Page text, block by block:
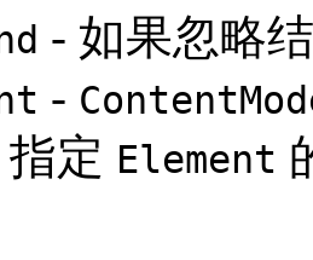
- 如果忽略
-
指定 Element